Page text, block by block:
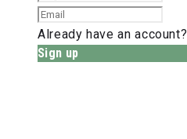
Already have an account?
Sign up